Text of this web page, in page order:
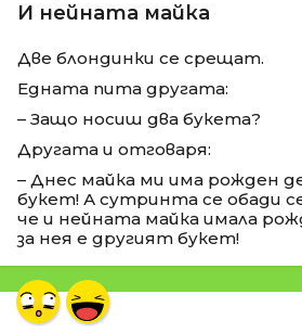
И нейната майка
Две блондинки се срещат.
Едната пита другата:
– Защо носиш два букета?
Другата и отговаря:
– Днес майка ми има рожден
букет! А сутринта се обади
че и нейната майка имала
за нея е другият букет!